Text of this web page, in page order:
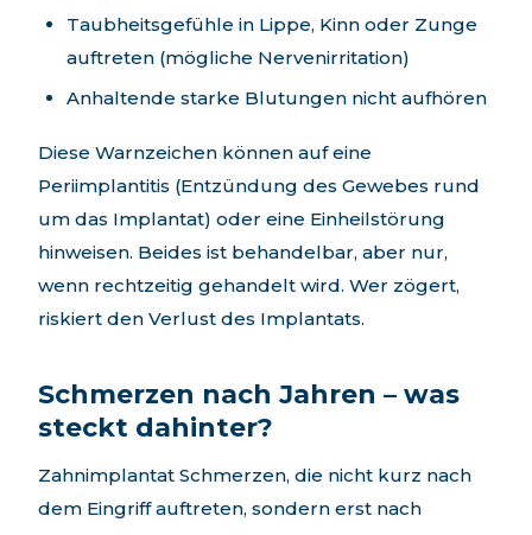
Taubheitsgefühle in Lippe, Kinn oder Zunge
auftreten (mögliche Nervenirritation)
Anhaltende starke Blutungen nicht aufhören
Diese Warnzeichen können auf eine
Periimplantitis (Entzündung des Gewebes rund
um das Implantat) oder eine Einheilstörung
hinweisen. Beides ist behandelbar, aber nur,
wenn rechtzeitig gehandelt wird. Wer zögert,
riskiert den Verlust des Implantats.
Schmerzen nach Jahren – was
steckt dahinter?
Zahnimplantat Schmerzen, die nicht kurz nach
dem Eingriff auftreten, sondern erst nach